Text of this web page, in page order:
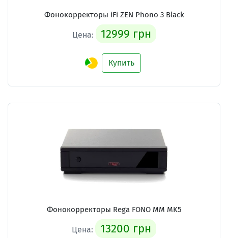
Фонокорректоры iFi ZEN Phono 3 Black
Цена: 12999 грн
Купить
Фонокорректоры Rega FONO MM MK5
Цена: 13200 грн